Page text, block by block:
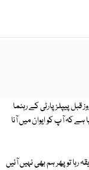
پیپلز پارٹی کے رہنما
ہے کہ آپ کو ایوان میں آنا
تو پھر ہم بھی نہیں آئیں